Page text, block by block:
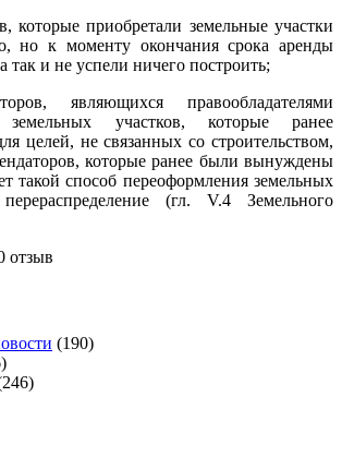
которые приобретали земельные участки
но к моменту окончания срока аренды
так и не успели ничего построить;
являющихся правообладателями
земельных участков, которые ранее
целей, не связанных со строительством,
которые ранее были вынуждены
такой способ переоформления земельных
(гл. V.4 Земельного
отзыв
(190)